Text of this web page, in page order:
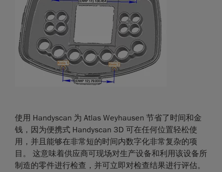
使用 Handyscan 为 Atlas Weyhausen 节省了时间和金
钱，因为便携式 Handyscan 3D 可在任何位置轻松使
用，并且能够在非常短的时间内数字化非常复杂的项
目。 这意味着供应商可现场对生产设备和利用该设备所
制造的零件进行检查，并可立即对检查结果进行评估。